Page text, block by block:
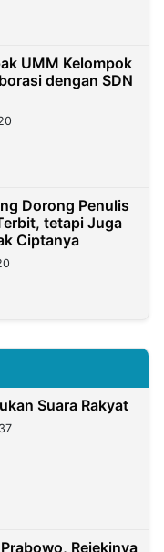
UMM Kelompok
dengan SDN
Dorong Penulis
tetapi Juga
Ciptanya
Suara Rakyat
Rejekinya